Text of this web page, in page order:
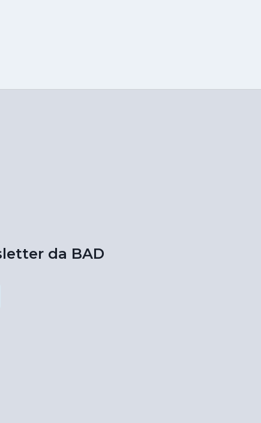
da BAD